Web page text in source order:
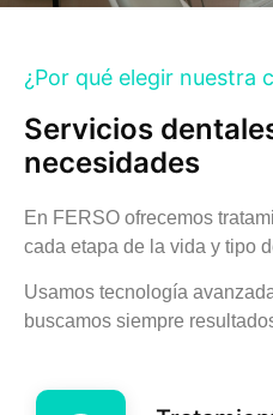
¿Por qué elegir nuestra
Servicios
necesidades
En FERSO ofrecemos
cada etapa de la vida y tipo
Usamos tecnología
buscamos siempre